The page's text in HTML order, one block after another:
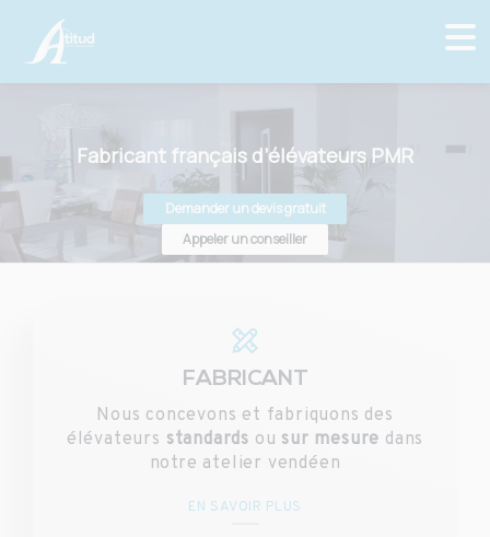
Fabricant français d’élévateurs PMR
Demander un devis gratuit
Appeler un conseiller
FABRICANT
Nous concevons et fabriquons des
élévateurs standards ou sur mesure dans
notre atelier vendéen
EN SAVOIR PLUS